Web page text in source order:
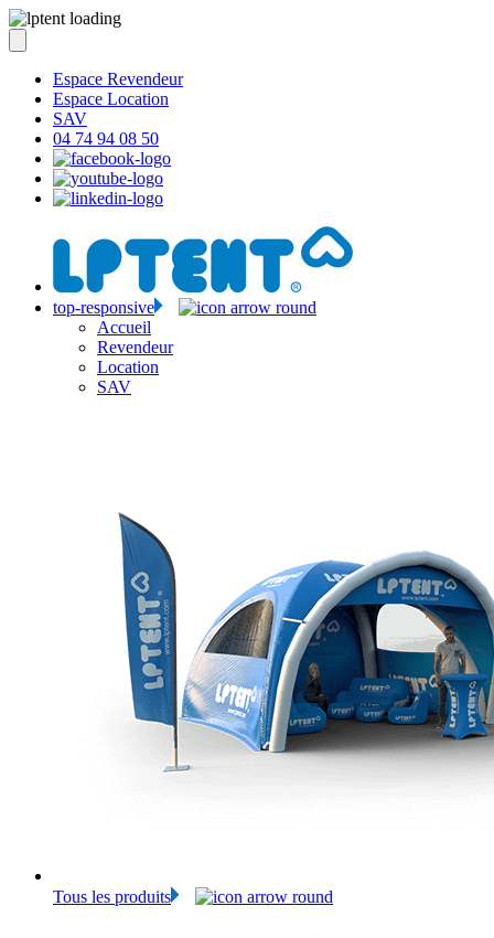
Espace Revendeur
Espace Location
SAV
04 74 94 08 50
top-responsive
Accueil
Revendeur
Location
SAV
Tous les produits